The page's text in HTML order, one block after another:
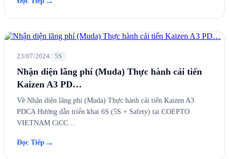
23/07/2024 5S
Nhận diện lãng phí (Muda) Thực hành cải tiến
Kaizen A3 PD…
Về Nhận diện lãng phí (Muda) Thực hành cải tiến Kaizen A3
PDCA Hướng dẫn triển khai 6S (5S + Safety) tại COEPTO
VIETNAM CiCC…
Đọc Tiếp →